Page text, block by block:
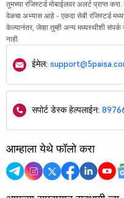
तुमच्या रजिस्टर्ड मोबाईलवर अलर्ट प्राप्त
वेळचा अभ्यास आहे - एकदा सेबी रजिस्टर्ड
केल्यानंतर, जेव्हा तुम्ही अन्य मध्यस्थीशी
नाही.
ईमेल:
सपोर्ट डेस्क हेल्पलाईन:
आम्हाला येथे फॉलो करा